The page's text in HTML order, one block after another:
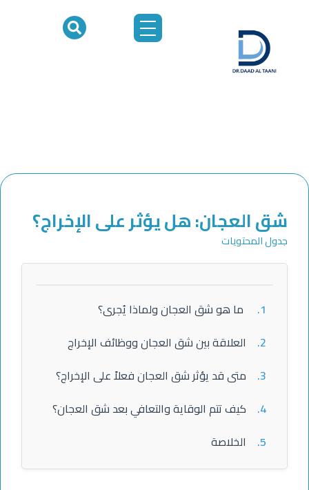
شق العجان: هل يؤثر على الإخراج؟
جدول المحتويات
1.
ما هو شق العجان ولماذا يُجرى؟
2.
العلاقة بين شق العجان ووظائف الإخراج
3.
متى قد يؤثر شق العجان فعلاً على الإخراج؟
4.
كيف تتم الوقاية والتعافي بعد شق العجان؟
5.
الخلاصة